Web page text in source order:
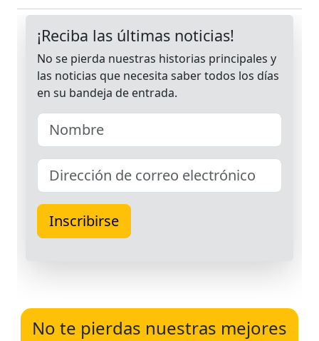
No te pierdas nuestras mejores